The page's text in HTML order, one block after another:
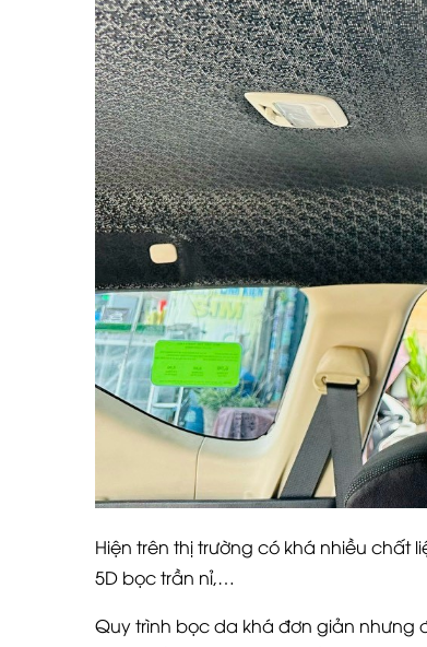
Hiện trên thị trường có khá nhiều chất
5D bọc trần nỉ,…
Quy trình bọc da khá đơn giản nhưng